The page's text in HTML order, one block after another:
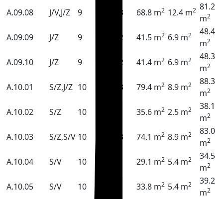
A.09.08 J/V,J/Z 9 3 68.8 m2 12.4 m2 81.2
m2
A.09.09 J/Z 9 2 41.5 m2 6.9 m2
48.4
m2
A.09.10 J/Z 9 2 41.4 m2 6.9 m2
48.3
m2
A.10.01 S/Z,J/Z 10 3 79.4 m2 8.9 m2
88.3
m2
A.10.02 S/Z 10 35.6 m2 2.5 m2
38.1
m2
A.10.03 S/Z,S/V 10 3 74.1 m2 8.9 m2
83.0
m2
A.10.04 S/V 10 29.1 m2 5.4 m2
34.5
m2
A.10.05 S/V 10 33.8 m2 5.4 m2
39.2
m2